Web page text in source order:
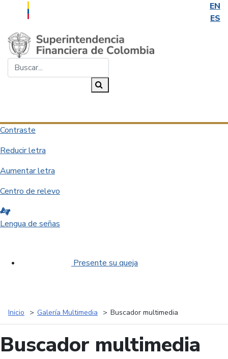
EN
ES
Saltar al contenido principal
Contraste
Reducir letra
Aumentar letra
Centro de relevo
Lengua de señas
Presente su queja
Inicio Galería Multimedia Buscador multimedia
Buscador multimedia